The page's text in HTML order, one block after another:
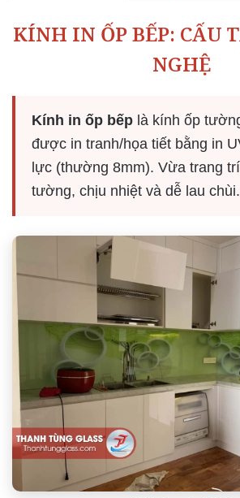
KÍNH IN ỐP BẾP: CẤU
NGHỆ
Kính in ốp bếp là kính ốp
được in tranh/họa tiết bằng in
lực (thường 8mm). Vừa trang
tường, chịu nhiệt và dễ lau chùi.